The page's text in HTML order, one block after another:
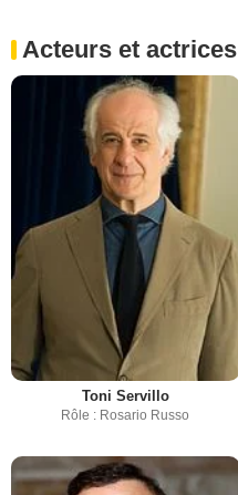
Acteurs et actrices
Toni Servillo
Rôle : Rosario Russo